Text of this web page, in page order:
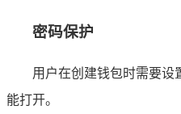
密码保护
用户在创建钱包时需要设
能打开。